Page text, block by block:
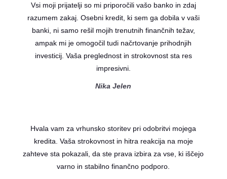
Vsi moji prijatelji so mi priporočili vašo banko in zdaj
razumem zakaj. Osebni kredit, ki sem ga dobila v vaši
banki, ni samo rešil mojih trenutnih finančnih težav,
ampak mi je omogočil tudi načrtovanje prihodnjih
investicij. Vaša preglednost in strokovnost sta res
impresivni.
Nika Jelen
Hvala vam za vrhunsko storitev pri odobritvi mojega
kredita. Vaša strokovnost in hitra reakcija na moje
zahteve sta pokazali, da ste prava izbira za vse, ki iščejo
varno in stabilno finančno podporo.